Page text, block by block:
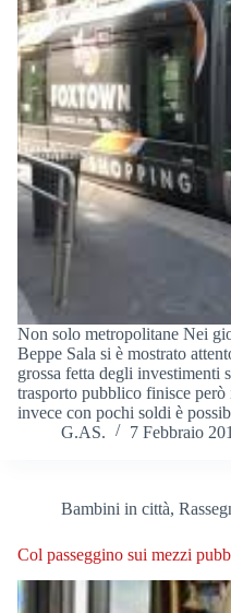
Non solo metropolitane Nei
Beppe Sala si è mostrato
grossa fetta degli investimenti
trasporto pubblico finisce
invece con pochi soldi è
G.AS.
7 Febbraio
Bambini in città,
Col passeggino sui mezzi